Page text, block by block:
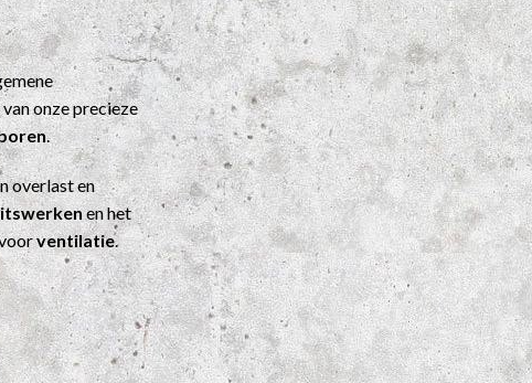
onze precieze
.
overlast en
en het
ventilatie.